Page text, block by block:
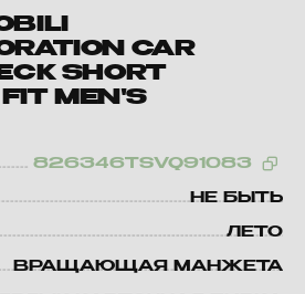
CAR
SHORT
MEN'S
826346TSVQ91083
НЕ БЫТЬ
ЛЕТО
ВРАЩАЮЩАЯ МАНЖЕТА